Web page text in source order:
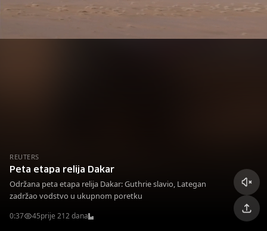
REUTERS
Peta etapa relija Dakar
Održana peta etapa relija Dakar: Guthrie slavio, Lategan
zadržao vodstvo u ukupnom poretku
0:37 45prije 212 dana